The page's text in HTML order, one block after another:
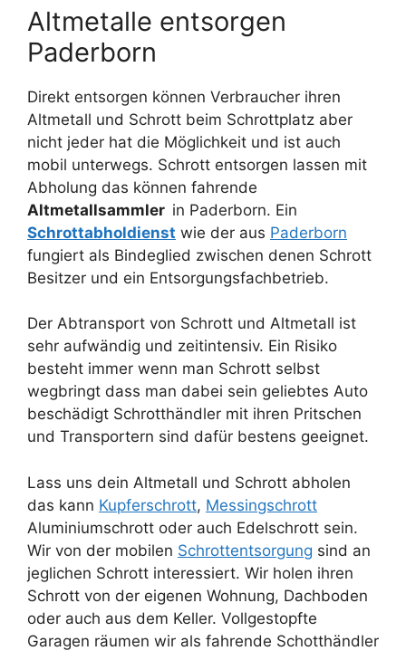
Altmetalle entsorgen
Paderborn
Direkt entsorgen können Verbraucher ihren
Altmetall und Schrott beim Schrottplatz aber
nicht jeder hat die Möglichkeit und ist auch
mobil unterwegs. Schrott entsorgen lassen mit
Abholung das können fahrende
Altmetallsammler in Paderborn. Ein
Schrottabholdienst wie der aus Paderborn
fungiert als Bindeglied zwischen denen Schrott
Besitzer und ein Entsorgungsfachbetrieb.
Der Abtransport von Schrott und Altmetall ist
sehr aufwändig und zeitintensiv. Ein Risiko
besteht immer wenn man Schrott selbst
wegbringt dass man dabei sein geliebtes Auto
beschädigt Schrotthändler mit ihren Pritschen
und Transportern sind dafür bestens geeignet.
Lass uns dein Altmetall und Schrott abholen
das kann Kupferschrott, Messingschrott
Aluminiumschrott oder auch Edelschrott sein.
Wir von der mobilen Schrottentsorgung sind an
jeglichen Schrott interessiert. Wir holen ihren
Schrott von der eigenen Wohnung, Dachboden
oder auch aus dem Keller. Vollgestopfte
Garagen räumen wir als fahrende Schotthändler